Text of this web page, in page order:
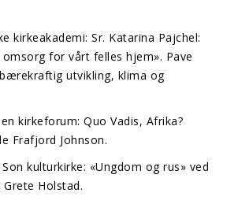
kirkeakademi: Sr. Katarina Pajchel:
omsorg for vårt felles hjem». Pave
utvikling, klima og
kirkeforum: Quo Vadis, Afrika?
Frafjord Johnson.
kulturkirke: «Ungdom og rus» ved
Grete Holstad.